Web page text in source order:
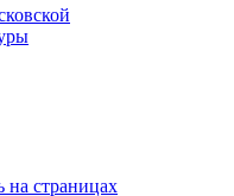
на страницах